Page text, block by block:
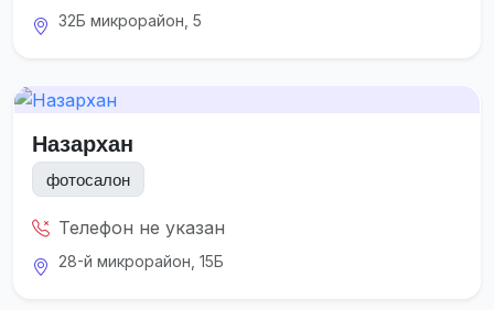
32Б микрорайон, 5
Назархан
фотосалон
Телефон не указан
28-й микрорайон, 15Б